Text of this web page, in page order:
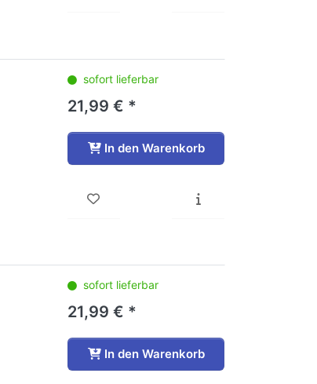
sofort lieferbar
21,99 € *
In den Warenkorb
sofort lieferbar
21,99 € *
In den Warenkorb